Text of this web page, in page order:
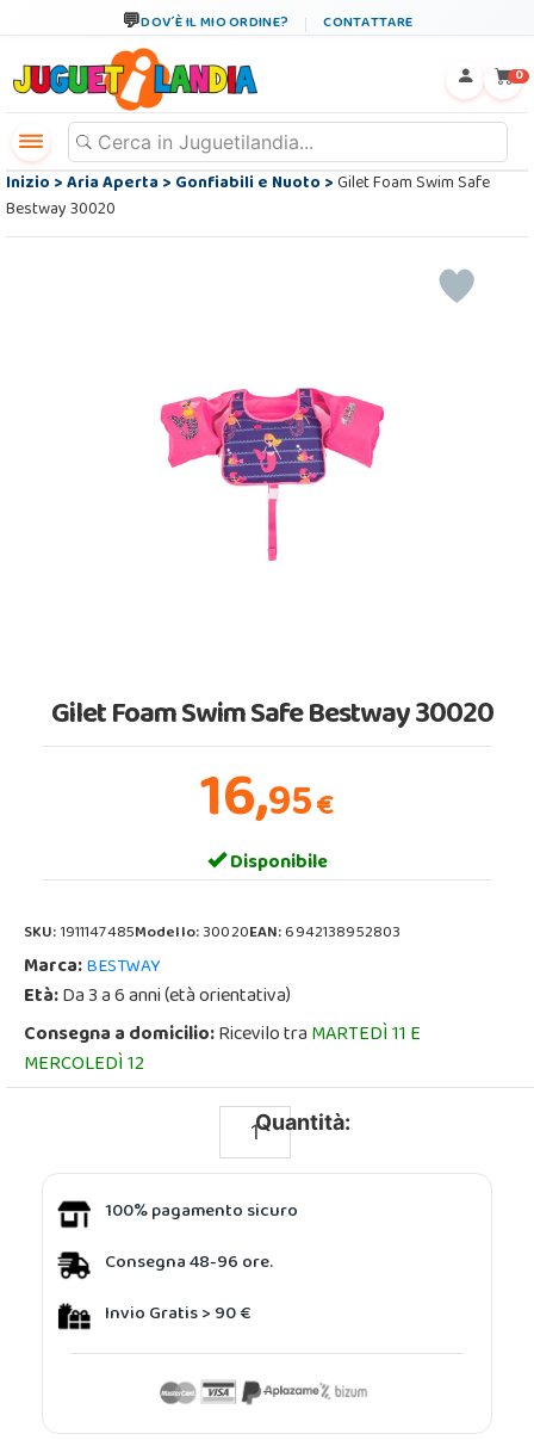
DOV´È IL MIO ORDINE? CONTATTARE
0
Inizio>Aria Aperta>Gonfiabili e Nuoto>Gilet Foam Swim Safe
Bestway 30020
Gilet Foam Swim Safe Bestway 30020
16,95€
Disponibile
SKU:1911147485Modello:30020EAN:6942138952803
Marca:BESTWAY
Età:Da 3 a 6 anni (età orientativa)
Consegna a domicilio:Ricevilo traMARTEDÌ 11 E
MERCOLEDÌ 12
Quantità:
100% pagamento sicuro
Consegna 48-96 ore.
Invio Gratis > 90 €